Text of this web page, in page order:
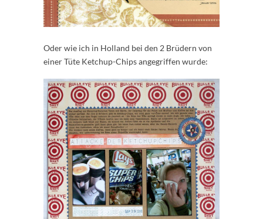
Oder wie ich in Holland bei den 2 Brüdern von
einer Tüte Ketchup-Chips angegriffen wurde: